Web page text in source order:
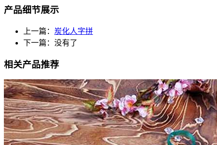
产品细节展示
上一篇： 炭化人字拼
下一篇：没有了
相关产品推荐